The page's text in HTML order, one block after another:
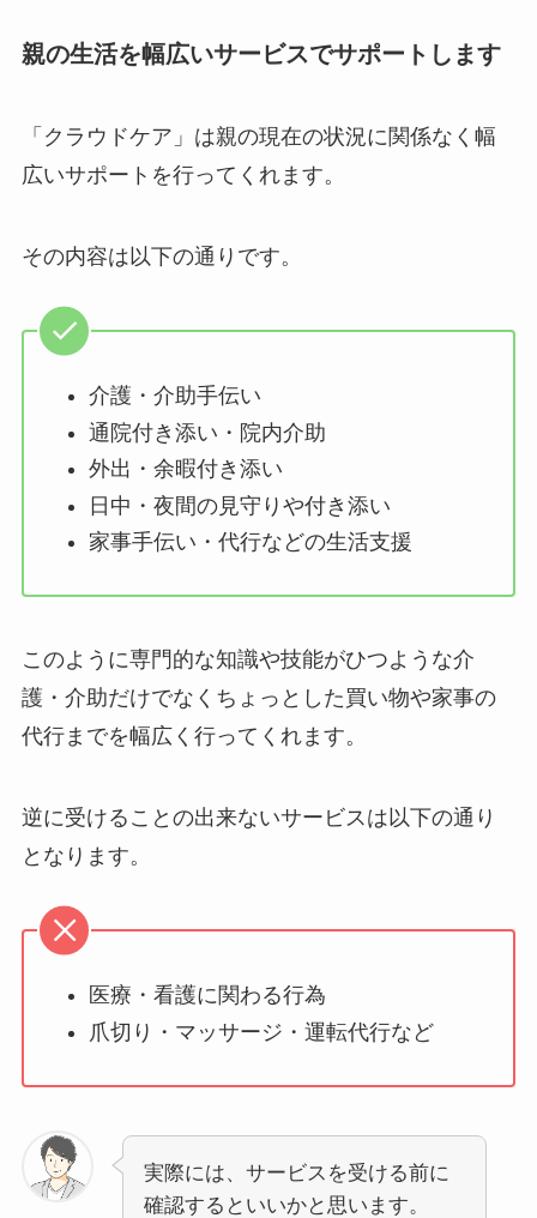
親の生活を幅広いサービスでサポートします
「クラウドケア」は親の現在の状況に関係なく幅
広いサポートを行ってくれます。
その内容は以下の通りです。
介護・介助手伝い
通院付き添い・院内介助
外出・余暇付き添い
日中・夜間の見守りや付き添い
家事手伝い・代行などの生活支援
このように専門的な知識や技能がひつような介
護・介助だけでなくちょっとした買い物や家事の
代行までを幅広く行ってくれます。
逆に受けることの出来ないサービスは以下の通り
となります。
医療・看護に関わる行為
爪切り・マッサージ・運転代行など
実際には、サービスを受ける前に
確認するといいかと思います。